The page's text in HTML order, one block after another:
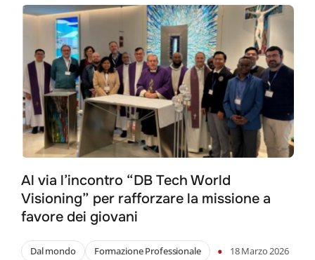
Al via l’incontro “DB Tech World
Visioning” per rafforzare la missione a
favore dei giovani
Dal mondo Formazione Professionale • 18 Marzo 2026